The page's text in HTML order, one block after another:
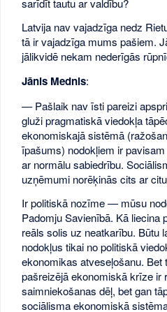
Latvija nav vajadzīga nedz
tā ir vajadzīga mums pašiem.
jālikvidē nekam nederīgās
Jānis Mednis:
— Pašlaik nav īsti pareizi
gluži pragmatiskā viedokļa
ekonomiskajā sistēmā
īpašums) nodokļiem ir
ar normālu sabiedrību.
uzņēmumi norēķinās cits ar
Ir politiskā nozīme — mūsu
Padomju Savienībā. Kā liecina
reāls solis uz neatkarību. Būtu
nodokļus tikai no politiskā
ekonomikas atveseļošanu. Bet
pašreizējā ekonomiskā krīze ir
saimniekošanas dēļ, bet gan
sociālisma ekonomiskā